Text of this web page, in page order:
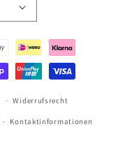
Widerrufsrecht
Kontaktinformationen